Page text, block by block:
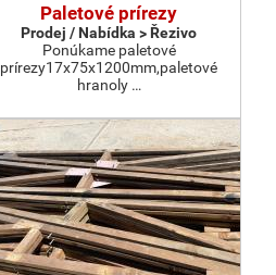
Paletové prírezy
Prodej / Nabídka > Řezivo
Ponúkame paletové
prírezy17x75x1200mm,paletové
hranoly …